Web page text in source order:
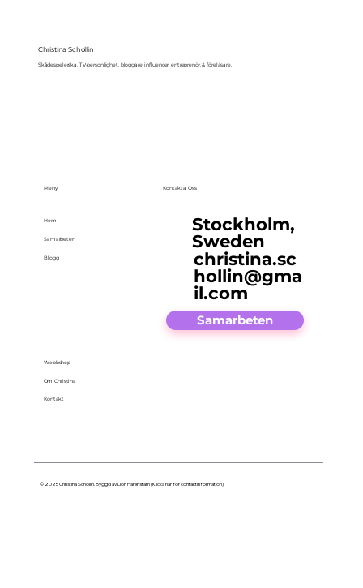
Christina Schollin
Skådespelerska, TV-personlighet, bloggare, influencer, entreprenör, & föreläsare.
Meny
Hem
Samarbeten
Blogg
Webbshop
Om Christina
Kontakt
Kontakta Oss
Stockholm,
Sweden
christina.sc
hollin@gma
il.com
Samarbeten
© 2025 Christina Schollin. Byggd av Lion Härenstam(Klicka här för kontaktinformation)